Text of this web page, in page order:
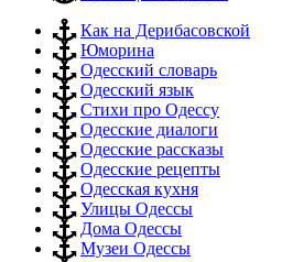
Как на Дерибасовской
Юморина
Одесский словарь
Одесский язык
Стихи про Одессу
Одесские диалоги
Одесские рассказы
Одесские рецепты
Одесская кухня
Улицы Одессы
Дома Одессы
Музеи Одессы